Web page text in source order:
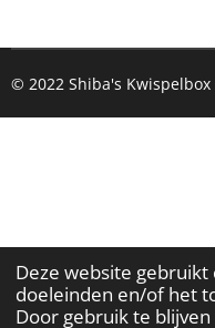
Deze website gebruikt
doeleinden en/of het
Door gebruik te
© 2022 Shiba's Kwispelbox